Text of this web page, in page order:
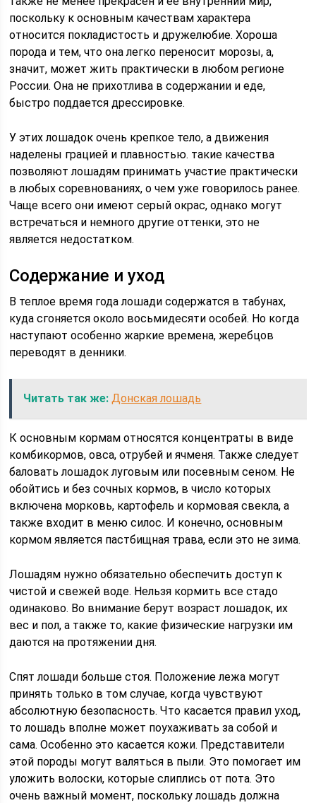
поскольку к основным качествам характера
относится покладистость и дружелюбие. Хороша
порода и тем, что она легко переносит морозы, а,
значит, может жить практически в любом регионе
России. Она не прихотлива в содержании и еде,
быстро поддается дрессировке.
У этих лошадок очень крепкое тело, а движения
наделены грацией и плавностью. такие качества
позволяют лошадям принимать участие практически
в любых соревнованиях, о чем уже говорилось ранее.
Чаще всего они имеют серый окрас, однако могут
встречаться и немного другие оттенки, это не
является недостатком.
Содержание и уход
В теплое время года лошади содержатся в табунах,
куда сгоняется около восьмидесяти особей. Но когда
наступают особенно жаркие времена, жеребцов
переводят в денники.
Читать так же: Донская лошадь
К основным кормам относятся концентраты в виде
комбикормов, овса, отрубей и ячменя. Также следует
баловать лошадок луговым или посевным сеном. Не
обойтись и без сочных кормов, в число которых
включена морковь, картофель и кормовая свекла, а
также входит в меню силос. И конечно, основным
кормом является пастбищная трава, если это не зима.
Лошадям нужно обязательно обеспечить доступ к
чистой и свежей воде. Нельзя кормить все стадо
одинаково. Во внимание берут возраст лошадок, их
вес и пол, а также то, какие физические нагрузки им
даются на протяжении дня.
Спят лошади больше стоя. Положение лежа могут
принять только в том случае, когда чувствуют
абсолютную безопасность. Что касается правил уход,
то лошадь вполне может поухаживать за собой и
сама. Особенно это касается кожи. Представители
этой породы могут валяться в пыли. Это помогает им
уложить волоски, которые слиплись от пота. Это
очень важный момент, поскольку лошадь должна